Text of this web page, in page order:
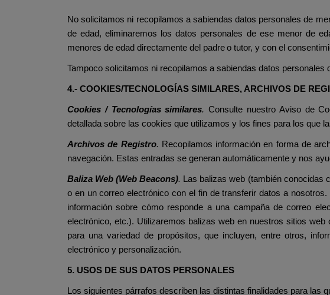
No solicitamos ni recopilamos a sabiendas datos personales de
de edad, eliminaremos los datos personales de ese menor de
menores de edad directamente del padreo tutor, y con el
Tampoco solicitamos ni recopilamos a sabiendas datos
4.- COOKIES/TECNOLOGÍAS SIMILARES, ARCHIVOS DE
Cookies / Tecnologías similares. Consulte nuestro Aviso de
detallada sobre las cookies que utilizamos y los fines para los que
Archivos de Registro. Recopilamos información en forma de
navegación. Estas entradas se generan automáticamente y nos
Baliza Web (Web Beacons). Las balizas web (también conocidas
o en un correo electrónico con el fin de transferir datos a
información sobre cómo responde a una campaña de correo
electrónico, etc.). Utilizaremos balizas web en nuestros sitios
para una variedad de propósitos, que incluyen, entre otros,
electrónico y personalización.
5. USOS DE SUS DATOS PERSONALES
Los siguientes párrafos describen las distintas finalidades para